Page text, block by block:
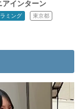
アインターン
ミング 東京都